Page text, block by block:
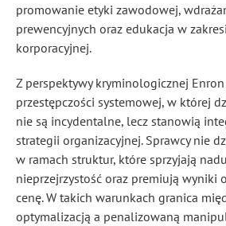
promowanie etyki zawodowej,
prewencyjnych oraz edukacja w
korporacyjnej.
Z perspektywy kryminologicznej
przestępczości systemowej, w której
nie są incydentalne, lecz stanowią
strategii organizacyjnej. Sprawcy nie
w ramach struktur, które sprzyjają
nieprzejrzystość oraz premiują wyniki
cenę. W takich warunkach granica
optymalizacją a penalizowaną